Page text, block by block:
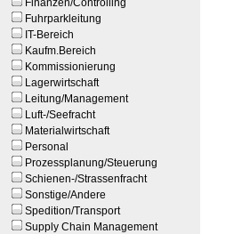
Finanzen/Controlling
Fuhrparkleitung
IT-Bereich
Kaufm.Bereich
Kommissionierung
Lagerwirtschaft
Leitung/Management
Luft-/Seefracht
Materialwirtschaft
Personal
Prozessplanung/Steuerung
Schienen-/Strassenfracht
Sonstige/Andere
Spedition/Transport
Supply Chain Management